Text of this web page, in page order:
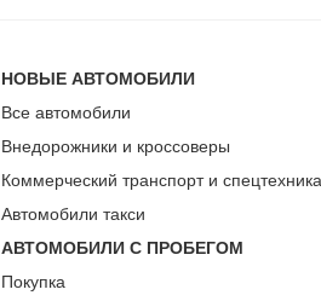
НОВЫЕ АВТОМОБИЛИ
Все автомобили
Внедорожники и кроссоверы
Коммерческий транспорт и спецтехника
Автомобили такси
АВТОМОБИЛИ С ПРОБЕГОМ
Покупка